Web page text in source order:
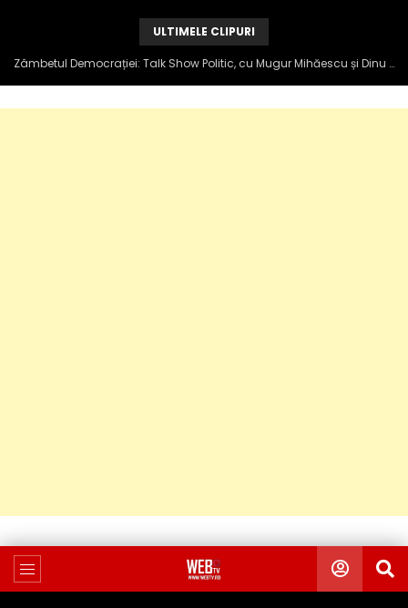
ULTIMELE CLIPURI
Zâmbetul Democrației: Talk Show Politic, cu Mugur Mihăescu și Dinu Popescu